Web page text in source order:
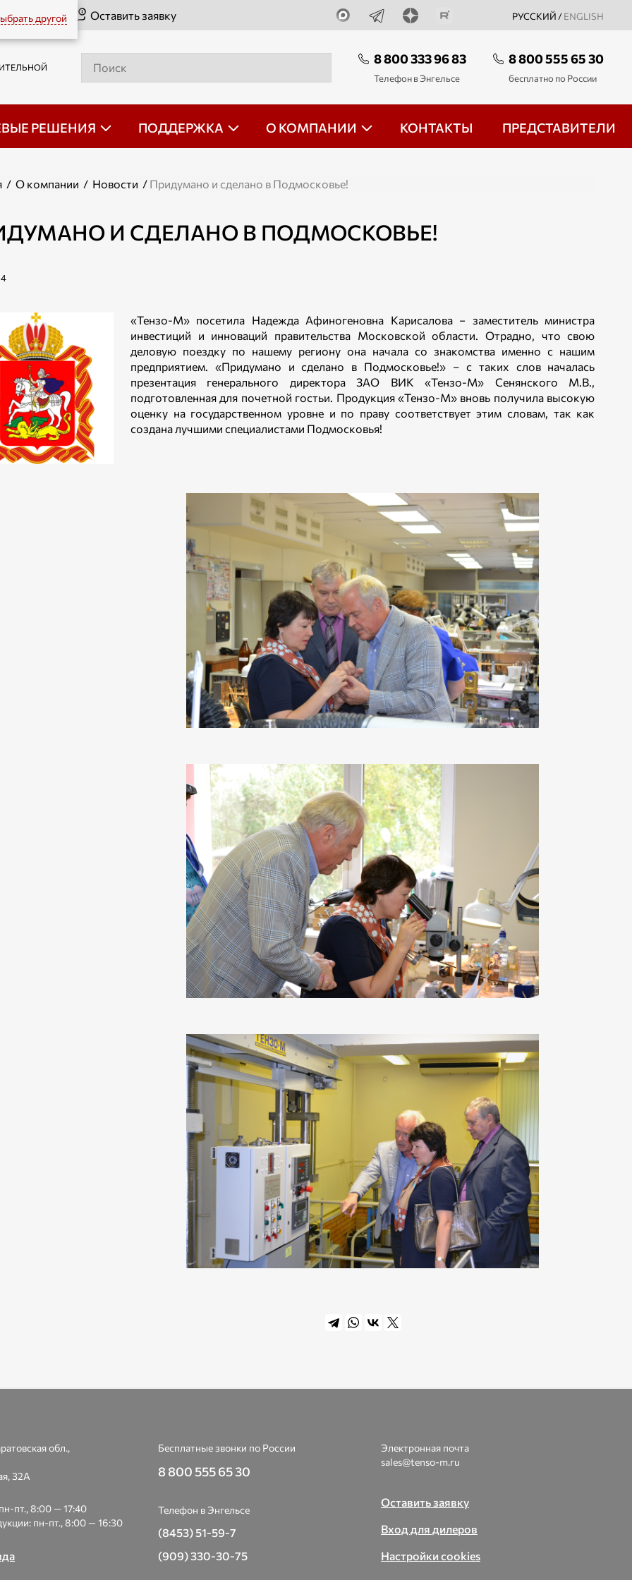
другой РУССКИЙ / ENGLISH
Оставить заявку
8 800 333 96 83
Телефон в Энгельсе
8 800 555 65 30
бесплатно по России
РЕШЕНИЯ ПОДДЕРЖКА О КОМПАНИИ КОНТАКТЫ ПРЕДСТАВИТЕЛИ
/ О компании / Новости / Придумано и сделано в Подмосковье!
И СДЕЛАНО В ПОДМОСКОВЬЕ!
«Тензо-М» посетила Надежда Афиногеновна Карисалова − заместитель министра
инвестиций и инноваций правительства Московской области. Отрадно, что свою
деловую поездку по нашему региону она начала со знакомства именно с нашим
предприятием. «Придумано и сделано в Подмосковье!» – с таких слов началась
презентация генерального директора ЗАО ВИК «Тензо-М» Сенянского М.В.,
подготовленная для почетной гостьи. Продукция «Тензо-М» вновь получила высокую
оценку на государственном уровне и по праву соответствует этим словам, так как
создана лучшими специалистами Подмосковья!
обл.,
32А
пт., 8:00 — 17:40
пн-пт., 8:00 — 16:30
Бесплатные звонки по России
8 800 555 65 30
Телефон в Энгельсе
(8453) 51-59-7
(909) 330-30-75
Электронная почта
sales@tenso-m.ru
Оставить заявку
Вход для дилеров
Настройки cookies